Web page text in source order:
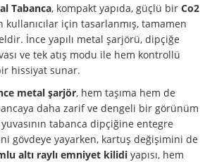
Tabanca, kompakt yapıda, güçlü bir Co2
kullanıcılar için tasarlanmış, tamamen
İnce yapılı metal şarjörü, dipçiğe
ve tek atış modu ile hem kontrollü
hissiyat sunar.
metal şarjör, hem taşıma hem de
daha zarif ve dengeli bir görünüm
tabanca dipçiğine entegre
gövdeye yayarken, kartuş değişimini de
altı raylı emniyet kilidi yapısı, hem